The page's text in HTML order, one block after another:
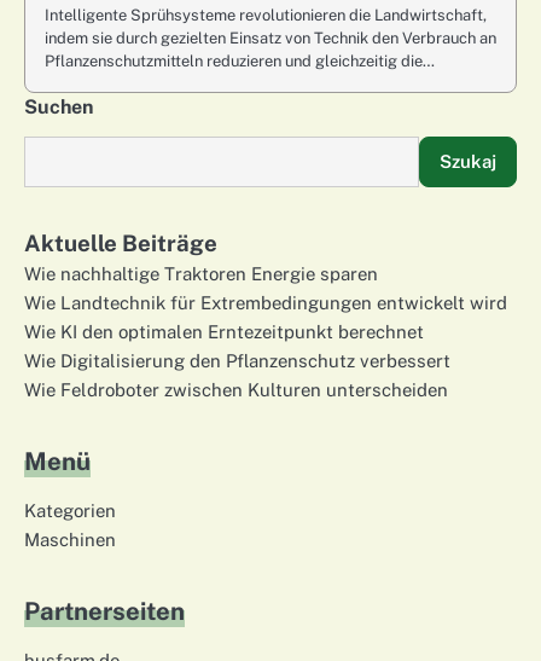
Intelligente Sprühsysteme revolutionieren die Landwirtschaft,
indem sie durch gezielten Einsatz von Technik den Verbrauch an
Pflanzenschutzmitteln reduzieren und gleichzeitig die…
Suchen
Szukaj
Aktuelle Beiträge
Wie nachhaltige Traktoren Energie sparen
Wie Landtechnik für Extrembedingungen entwickelt wird
Wie KI den optimalen Erntezeitpunkt berechnet
Wie Digitalisierung den Pflanzenschutz verbessert
Wie Feldroboter zwischen Kulturen unterscheiden
Menü
Kategorien
Maschinen
Partnerseiten